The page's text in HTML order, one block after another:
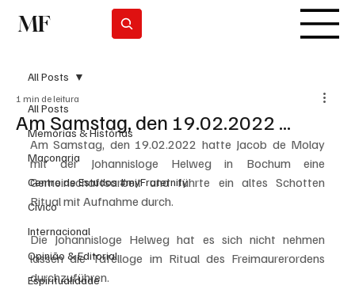
MF
All Posts
Memórias & Histórias
Maçonaria
Centro de Estudos #myFraternity
Cívico
Internacional
Opinião & Editorial
Espiritualidade
All Posts
Am Samstag, den 19.02.2022 ...
1 min de leitura
Am Samstag, den 19.02.2022 hatte Jacob de Molay
mit der Johannisloge Helweg in Bochum eine
Gemeinschaftsarbeit und führte ein altes Schotten
Ritual mit Aufnahme durch.
Die Johannisloge Helweg hat es sich nicht nehmen
lassen die Tafelloge im Ritual des Freimaurerordens
durchzuführen.